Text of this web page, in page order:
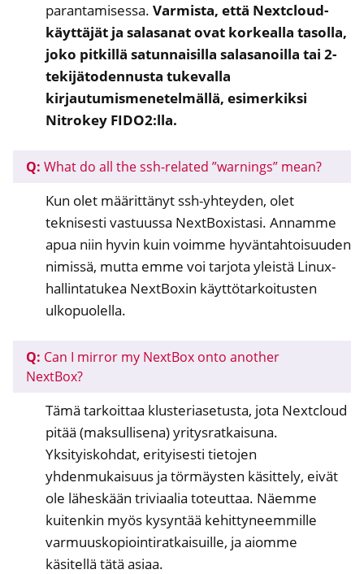
parantamisessa. Varmista, että Nextcloud-
käyttäjät ja salasanat ovat korkealla tasolla,
joko pitkillä satunnaisilla salasanoilla tai 2-
tekijätodennusta tukevalla
kirjautumismenetelmällä, esimerkiksi
Nitrokey FIDO2:lla.
Q: What do all the ssh-related ”warnings” mean?
Kun olet määrittänyt ssh-yhteyden, olet
teknisesti vastuussa NextBoxistasi. Annamme
apua niin hyvin kuin voimme hyväntahtoisuuden
nimissä, mutta emme voi tarjota yleistä Linux-
hallintatukea NextBoxin käyttötarkoitusten
ulkopuolella.
Q: Can I mirror my NextBox onto another
NextBox?
Tämä tarkoittaa klusteriasetusta, jota Nextcloud
pitää (maksullisena) yritysratkaisuna.
Yksityiskohdat, erityisesti tietojen
yhdenmukaisuus ja törmäysten käsittely, eivät
ole läheskään triviaalia toteuttaa. Näemme
kuitenkin myös kysyntää kehittyneemmille
varmuuskopiointiratkaisuille, ja aiomme
käsitellä tätä asiaa.